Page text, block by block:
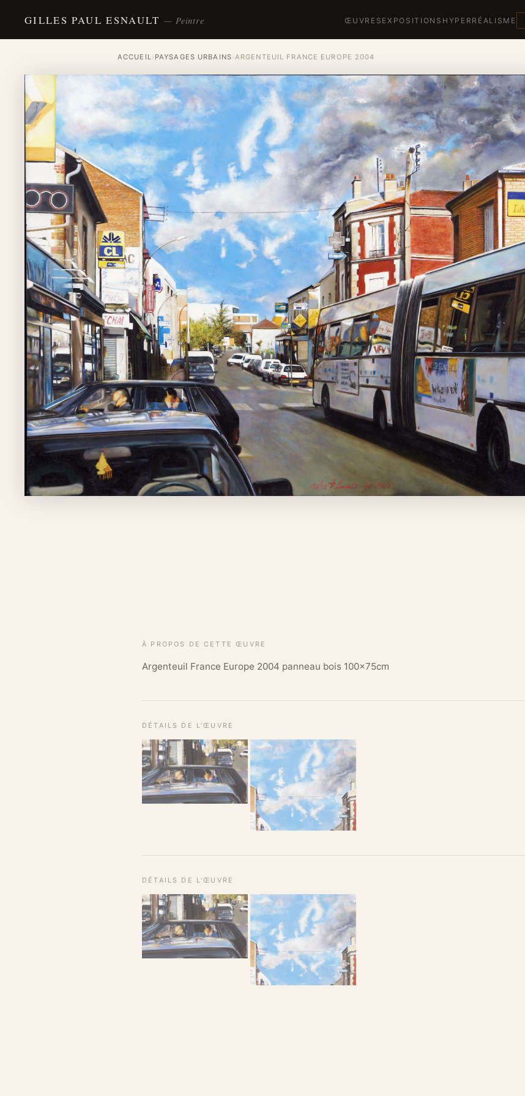
GILLES PAUL ESNAULT— Peintre ŒUVRES EXPOSITIONS HYPERRÉALISME
ACCUEIL› PAYSAGES URBAINS›ARGENTEUIL FRANCE EUROPE 2004
À PROPOS DE CETTE ŒUVRE
Argenteuil France Europe 2004 panneau bois 100x75cm
DÉTAILS DE L'ŒUVRE
DÉTAILS DE L'ŒUVRE